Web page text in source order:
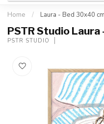
Home / Laura - Bed 30x40 cm
PSTR Studio
PSTR STUDIO